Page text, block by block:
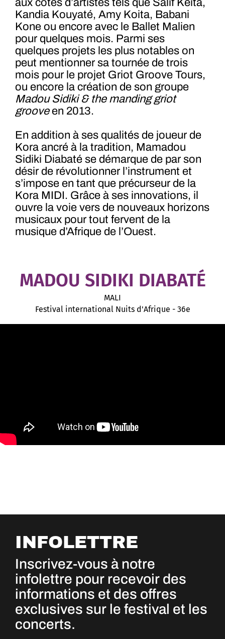
aux côtés d’artistes tels que Salif Keita,
Kandia Kouyaté, Amy Koita, Babani
Kone ou encore avec le Ballet Malien
pour quelques mois. Parmi ses
quelques projets les plus notables on
peut mentionner sa tournée de trois
mois pour le projet Griot Groove Tours,
ou encore la création de son groupe
Madou Sidiki & the manding griot
grooveen 2013.
En addition à ses qualités de joueur de
Kora ancré à la tradition, Mamadou
Sidiki Diabaté se démarque de par son
désir de révolutionner l’instrument et
s’impose en tant que précurseur de la
Kora MIDI. Grâce à ses innovations, il
ouvre la voie vers de nouveaux horizons
musicaux pour tout fervent de la
musique d’Afrique de l’Ouest.
MADOU SIDIKI DIABATÉ
MALI
Festival international Nuits d'Afrique - 36e
INFOLETTRE
Inscrivez-vous à notre
infolettre pour recevoir des
informations et des offres
exclusives sur le festival et les
concerts.